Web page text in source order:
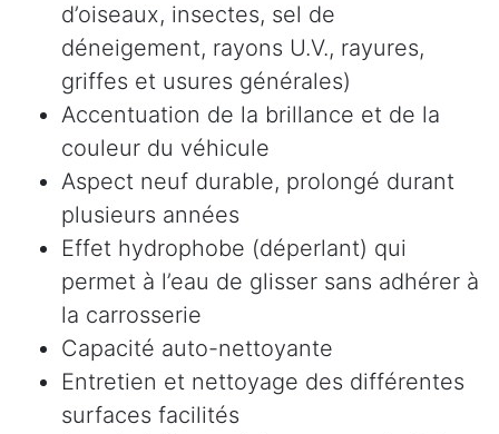
d’oiseaux, insectes, sel de
déneigement, rayons U.V., rayures,
griffes et usures générales)
Accentuation de la brillance et de la
couleur du véhicule
Aspect neuf durable, prolongé durant
plusieurs années
Effet hydrophobe (déperlant) qui
permet à l’eau de glisser sans adhérer à
la carrosserie
Capacité auto-nettoyante
Entretien et nettoyage des différentes
surfaces facilités